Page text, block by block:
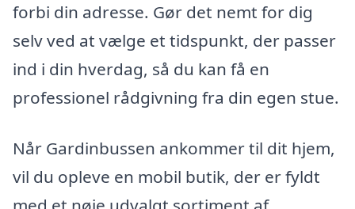
forbi din adresse. Gør det nemt for dig
selv ved at vælge et tidspunkt, der passer
ind i din hverdag, så du kan få en
professionel rådgivning fra din egen stue.
Når Gardinbussen ankommer til dit hjem,
vil du opleve en mobil butik, der er fyldt